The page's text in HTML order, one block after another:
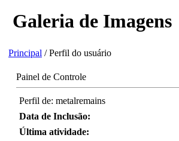
Galeria de Imagens
Principal / Perfil do usuário
Painel de Controle
Perfil de: metalremains
Data de Inclusão:
Última atividade: